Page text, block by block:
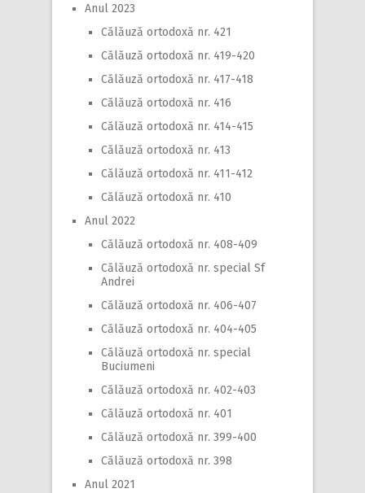
Anul 2023
Călăuză ortodoxă nr. 421
Călăuză ortodoxă nr. 419-420
Călăuză ortodoxă nr. 417-418
Călăuză ortodoxă nr. 416
Călăuză ortodoxă nr. 414-415
Călăuză ortodoxă nr. 413
Călăuză ortodoxă nr. 411-412
Călăuză ortodoxă nr. 410
Anul 2022
Călăuză ortodoxă nr. 408-409
Călăuză ortodoxă nr. special Sf
Andrei
Călăuză ortodoxă nr. 406-407
Călăuză ortodoxă nr. 404-405
Călăuză ortodoxă nr. special
Buciumeni
Călăuză ortodoxă nr. 402-403
Călăuză ortodoxă nr. 401
Călăuză ortodoxă nr. 399-400
Călăuză ortodoxă nr. 398
Anul 2021